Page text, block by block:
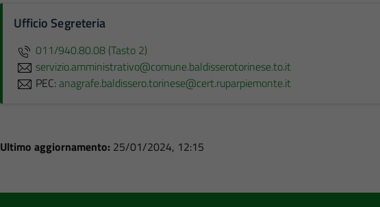
Ufficio Segreteria
011/940.80.08 (Tasto 2)
servizio.amministrativo@comune.baldisserotorinese.to.it
PEC: anagrafe.baldissero.torinese@cert.ruparpiemonte.it
Ultimo aggiornamento: 25/01/2024, 12:15